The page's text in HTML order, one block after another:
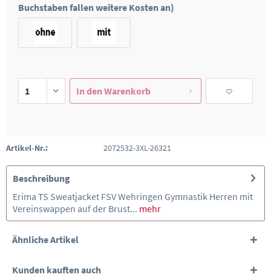
Buchstaben fallen weitere Kosten an)
In den Warenkorb
Artikel-Nr.: 2072532-3XL-26321
Beschreibung
Erima TS Sweatjacket FSV Wehringen Gymnastik Herren mit
Vereinswappen auf der Brust... mehr
Ähnliche Artikel
Kunden kauften auch